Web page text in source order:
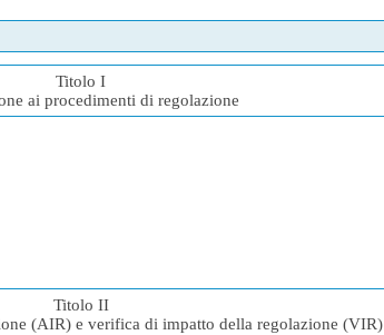
Titolo I
ai procedimenti di regolazione
Titolo II
(AIR) e verifica di impatto della regolazione (VIR)